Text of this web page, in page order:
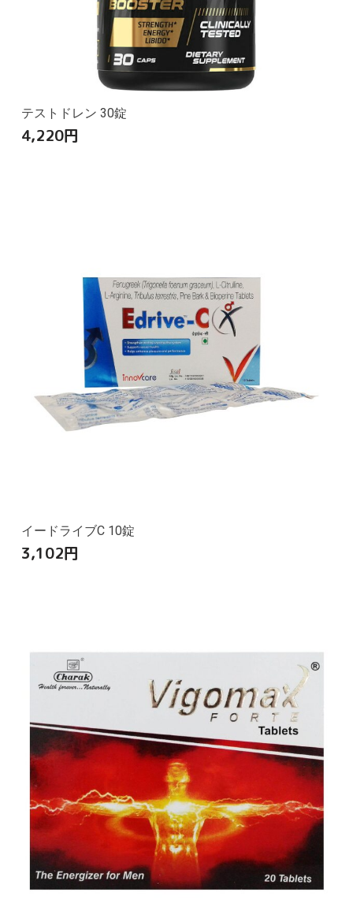
テストドレン 30錠
4,220円
イードライブC 10錠
3,102円